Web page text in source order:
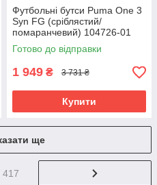
Футбольні бутси Puma One 3
Syn FG (сріблястий/
помаранчевий) 104726-01
Розмір EU: 46
Готово до відправки
1 949 ₴ 3 731 ₴
Купити
ще
417